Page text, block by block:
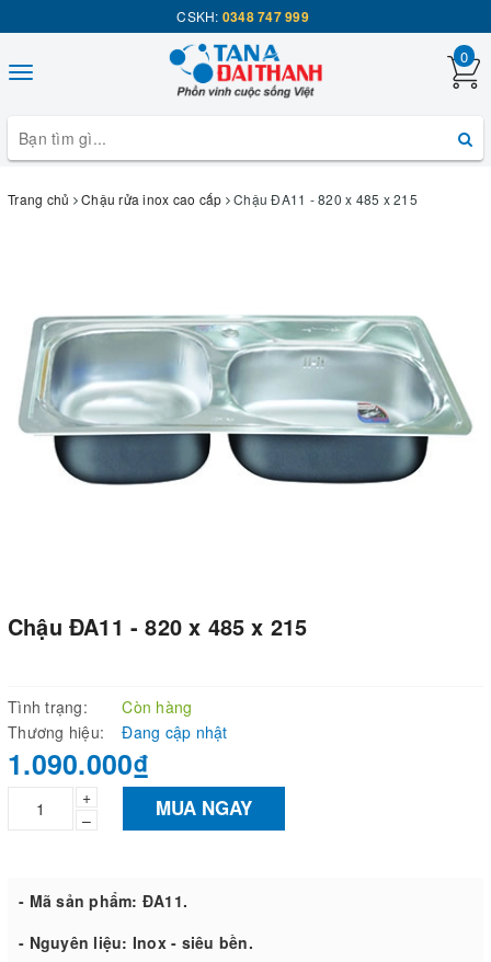
CSKH: 0348 747 999
Toggle
0
Trang chủ Chậu rửa inox cao cấp Chậu ĐA11 - 820 x 485 x 215
Chậu ĐA11 - 820 x 485 x 215
Tình trạng:
Còn hàng
Thương hiệu:
Đang cập nhật
1.090.000₫
+
–
MUA NGAY
- Mã sản phẩm: ĐA11.
- Nguyên liệu: Inox - siêu bền.